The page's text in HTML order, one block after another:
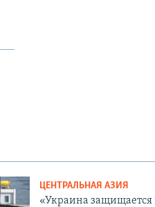
ЦЕНТРАЛЬНАЯ АЗИЯ
«Украина защищается